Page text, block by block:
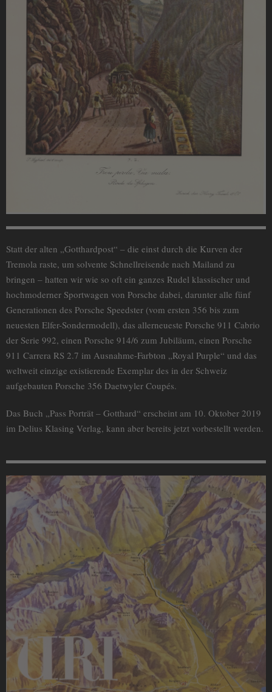
Statt der alten „Gotthardpost“ – die einst durch die Kurven der
Tremola raste, um solvente Schnellreisende nach Mailand zu
bringen – hatten wir wie so oft ein ganzes Rudel klassischer und
hochmoderner Sportwagen von Porsche dabei, darunter alle fünf
Generationen des Porsche Speedster (vom ersten 356 bis zum
neuesten Elfer-Sondermodell), das allerneueste Porsche 911 Cabrio
der Serie 992, einen Porsche 914/6 zum Jubiläum, einen Porsche
911 Carrera RS 2.7 im Ausnahme-Farbton „Royal Purple“ und das
weltweit einzige existierende Exemplar des in der Schweiz
aufgebauten Porsche 356 Daetwyler Coupés.
Das Buch „Pass Porträt – Gotthard“ erscheint am 10. Oktober 2019
im Delius Klasing Verlag, kann aber bereits jetzt vorbestellt werden.